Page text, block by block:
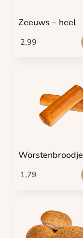
Zeeuws – heel
2,99
Worstenbroodje
1,79